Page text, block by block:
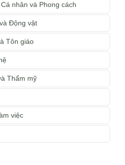
nhân và Phong cách
Động vật
Tôn giáo
Thẩm mỹ
việc